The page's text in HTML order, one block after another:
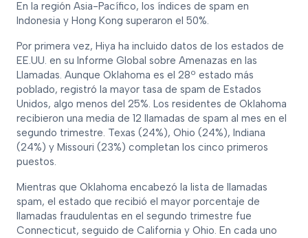
En la región Asia-Pacífico, los índices de spam en
Indonesia y Hong Kong superaron el 50%.
Por primera vez, Hiya ha incluido datos de los estados de
EE.UU. en su Informe Global sobre Amenazas en las
Llamadas. Aunque Oklahoma es el 28º estado más
poblado, registró la mayor tasa de spam de Estados
Unidos, algo menos del 25%. Los residentes de Oklahoma
recibieron una media de 12 llamadas de spam al mes en el
segundo trimestre. Texas (24%), Ohio (24%), Indiana
(24%) y Missouri (23%) completan los cinco primeros
puestos.
Mientras que Oklahoma encabezó la lista de llamadas
spam, el estado que recibió el mayor porcentaje de
llamadas fraudulentas en el segundo trimestre fue
Connecticut, seguido de California y Ohio. En cada uno